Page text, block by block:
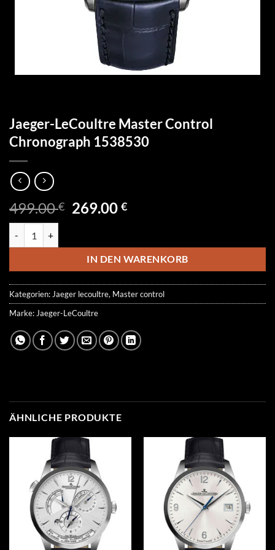
Jaeger-LeCoultre Master Control
Chronograph 1538530
499.00€ Ursprünglicher
499.00 €
269.00€Aktueller
269.00 €.
IN DEN WARENKORB
Kategorien: Jaeger lecoultre, Master control
Marke: Jaeger-LeCoultre
ÄHNLICHE PRODUKTE